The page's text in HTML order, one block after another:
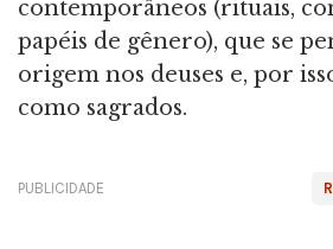
contemporâneos (rituais,
papéis de gênero), que se
origem nos deuses e, por
como sagrados.
PUBLICIDADE